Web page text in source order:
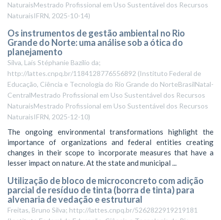
NaturaisMestrado Profissional em Uso Sustentável dos Recursos
NaturaisIFRN, 2025-10-14)
Os instrumentos de gestão ambiental no Rio
Grande do Norte: uma análise sob a ótica do
planejamento
Silva, Laís Stéphanie Bazílio da;
http://lattes.cnpq.br/1184128776556892 (Instituto Federal de
Educação, Ciência e Tecnologia do Rio Grande do NorteBrasilNatal-
CentralMestrado Profissional em Uso Sustentável dos Recursos
NaturaisMestrado Profissional em Uso Sustentável dos Recursos
NaturaisIFRN, 2025-12-10)
The ongoing environmental transformations highlight the
importance of organizations and federal entities creating
changes in their scope to incorporate measures that have a
lesser impact on nature. At the state and municipal ...
Utilização de bloco de microconcreto com adição
parcial de resíduo de tinta (borra de tinta) para
alvenaria de vedação e estrutural
Freitas, Bruno Silva; http://lattes.cnpq.br/5262822919219181